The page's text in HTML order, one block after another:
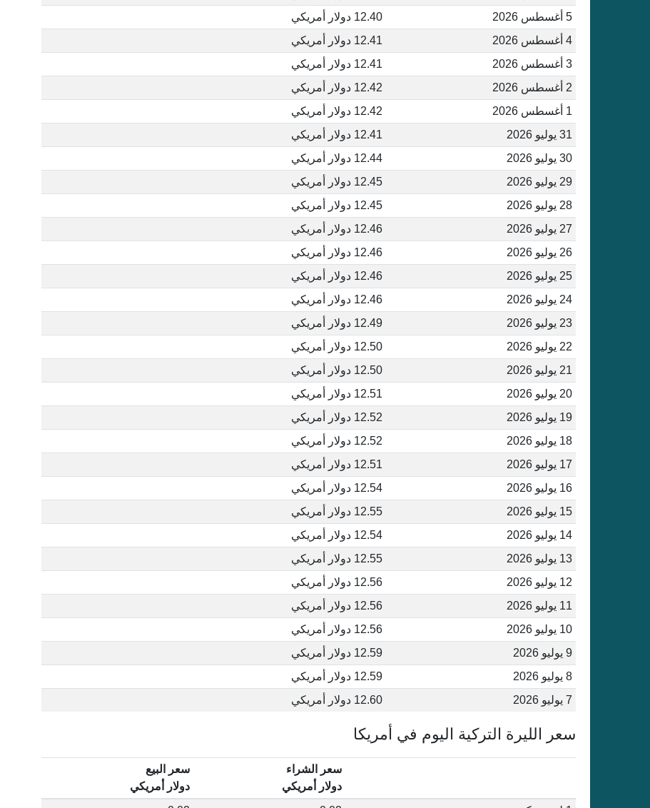
5 أغسطس 2026
12.40 دولار أمريكي
4 أغسطس 2026
12.41 دولار أمريكي
3 أغسطس 2026
12.41 دولار أمريكي
2 أغسطس 2026
12.42 دولار أمريكي
1 أغسطس 2026
12.42 دولار أمريكي
31 يوليو 2026
12.41 دولار أمريكي
30 يوليو 2026
12.44 دولار أمريكي
29 يوليو 2026
12.45 دولار أمريكي
28 يوليو 2026
12.45 دولار أمريكي
27 يوليو 2026
12.46 دولار أمريكي
26 يوليو 2026
12.46 دولار أمريكي
25 يوليو 2026
12.46 دولار أمريكي
24 يوليو 2026
12.46 دولار أمريكي
23 يوليو 2026
12.49 دولار أمريكي
22 يوليو 2026
12.50 دولار أمريكي
21 يوليو 2026
12.50 دولار أمريكي
20 يوليو 2026
12.51 دولار أمريكي
19 يوليو 2026
12.52 دولار أمريكي
18 يوليو 2026
12.52 دولار أمريكي
17 يوليو 2026
12.51 دولار أمريكي
16 يوليو 2026
12.54 دولار أمريكي
15 يوليو 2026
12.55 دولار أمريكي
14 يوليو 2026
12.54 دولار أمريكي
13 يوليو 2026
12.55 دولار أمريكي
12 يوليو 2026
12.56 دولار أمريكي
11 يوليو 2026
12.56 دولار أمريكي
10 يوليو 2026
12.56 دولار أمريكي
9 يوليو 2026
12.59 دولار أمريكي
8 يوليو 2026
12.59 دولار أمريكي
7 يوليو 2026
12.60 دولار أمريكي
سعر الليرة التركية اليوم في أمريكا
سعر الشراء
دولار أمريكي
سعر البيع
دولار أمريكي